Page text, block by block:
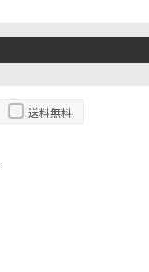
送料無料